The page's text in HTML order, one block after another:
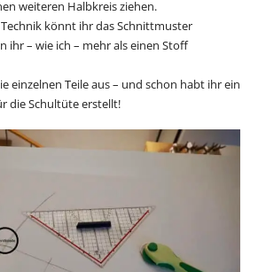
weiteren Halbkreis ziehen.
könnt ihr das Schnittmuster
ihr – wie ich – mehr als einen Stoff
einzelnen Teile aus – und schon habt ihr ein
die Schultüte erstellt!